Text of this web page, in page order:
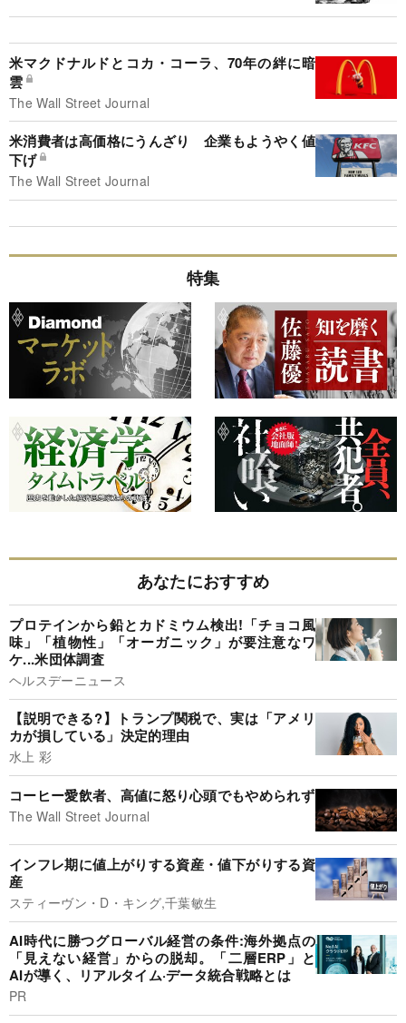
米マクドナルドとコカ・コーラ、70年の絆に暗
雲
The Wall Street Journal
米消費者は高価格にうんざり 企業もようやく値
下げ
The Wall Street Journal
特集
あなたにおすすめ
プロテインから鉛とカドミウム検出!「チョコ風
味」「植物性」「オーガニック」が要注意なワ
ケ...米団体調査
ヘルスデーニュース
【説明できる?】トランプ関税で、実は「アメリ
カが損している」決定的理由
水上 彩
コーヒー愛飲者、高値に怒り心頭でもやめられず
The Wall Street Journal
インフレ期に値上がりする資産・値下がりする資
産
スティーヴン・D・キング,千葉敏生
AI時代に勝つグローバル経営の条件:海外拠点の
「見えない経営」からの脱却。「二層ERP」と
AIが導く、リアルタイム·データ統合戦略とは
PR